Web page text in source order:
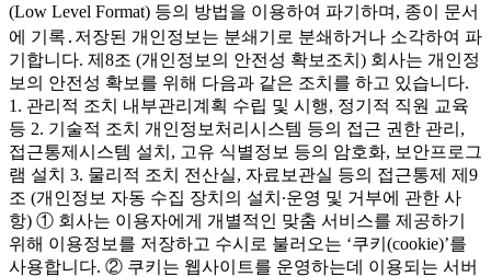
(Low Level Format) 등의 방법을 이용하여 파기하며, 종이 문서
에 기록․저장된 개인정보는 분쇄기로 분쇄하거나 소각하여 파
기합니다. 제8조 (개인정보의 안전성 확보조치) 회사는 개인정
보의 안전성 확보를 위해 다음과 같은 조치를 하고 있습니다.
1. 관리적 조치 내부관리계획 수립 및 시행, 정기적 직원 교육
등 2. 기술적 조치 개인정보처리시스템 등의 접근 권한 관리,
접근통제시스템 설치, 고유 식별정보 등의 암호화, 보안프로그
램 설치 3. 물리적 조치 전산실, 자료보관실 등의 접근통제 제9
조 (개인정보 자동 수집 장치의 설치∙운영 및 거부에 관한 사
항) ① 회사는 이용자에게 개별적인 맞춤 서비스를 제공하기
위해 이용정보를 저장하고 수시로 불러오는 ‘쿠키(cookie)’를
사용합니다. ② 쿠키는 웹사이트를 운영하는데 이용되는 서버